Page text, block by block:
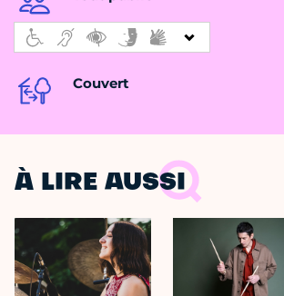
Couvert
À LIRE AUSSI